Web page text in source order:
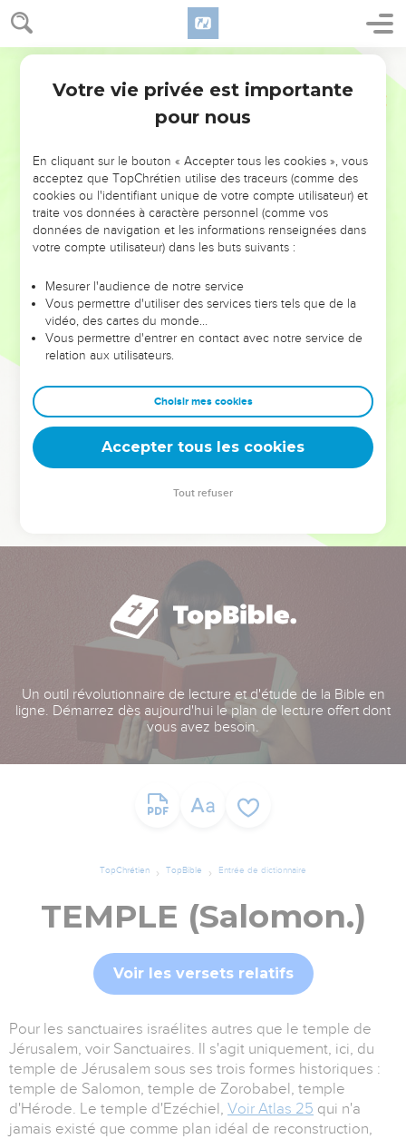
NE MANQUEZ PAS L’ÉVÉNEMENT
DE L’ANNÉE !
ET SI LEURS ERREURS POUVAIENT VOUS ÉVITER LES
VOTRES ?
leur foi ou leur vision. Mais on voit moins les doutes, les erreurs
et les saisons difficiles qu'ils ont traversés, alors même que ce
sont elles qui les ont façonnés.
Dans cette conférence, leaders, entrepreneurs, et responsables
clés pour avancer avec plus de sagesse afin que leurs erreurs
deviennent vos tremplins. Que vous guidiez un ministère, une
équipe, un groupe ou une famille, leur expérience est faite
Un outil révolutionnaire de lecture et d'étude de la Bible en
ligne. Démarrez dès aujourd'hui le plan de lecture offert dont
vous avez besoin.
TopChrétien TopBible Entrée de dictionnaire
TEMPLE (Salomon.)
Voir les versets relatifs
Pour les sanctuaires israélites autres que le temple de
Jérusalem, voir Sanctuaires. Il s'agit uniquement, ici, du
temple de Jérusalem sous ses trois formes historiques :
temple de Salomon, temple de Zorobabel, temple
d'Hérode. Le temple d'Ezéchiel, Voir Atlas 25 qui n'a
jamais existé que comme plan idéal de reconstruction,
Votre vie privée est importante
pour nous
En cliquant sur le bouton « Accepter tous les cookies », vous
acceptez que TopChrétien utilise des traceurs (comme des
cookies ou l'identifiant unique de votre compte utilisateur) et
traite vos données à caractère personnel (comme vos
données de navigation et les informations renseignées dans
votre compte utilisateur) dans les buts suivants :
Mesurer l'audience de notre service
Vous permettre d'utiliser des services tiers tels que de la
vidéo, des cartes du monde…
Vous permettre d'entrer en contact avec notre service de
relation aux utilisateurs.
Choisir mes cookies
Accepter tous les cookies
Tout refuser